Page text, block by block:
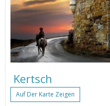
Kertsch
Auf Der Karte Zeigen